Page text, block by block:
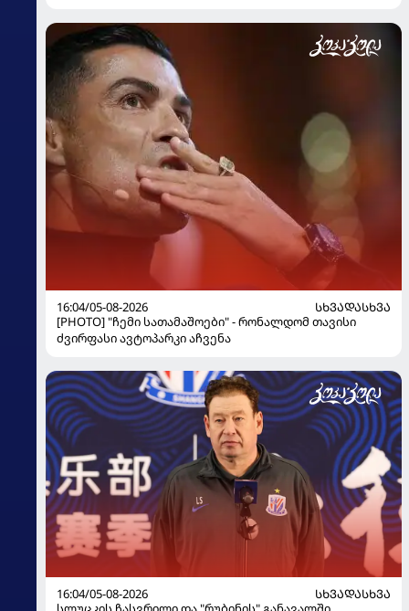
16:04/05-08-2026
ᲡᲮᲕᲐᲓᲐᲡᲮᲕᲐ
[PHOTO] "ჩემი სათამაშოები" - რონალდომ თავისი
ძვირფასი ავტოპარკი აჩვენა
16:04/05-08-2026
ᲡᲮᲕᲐᲓᲐᲡᲮᲕᲐ